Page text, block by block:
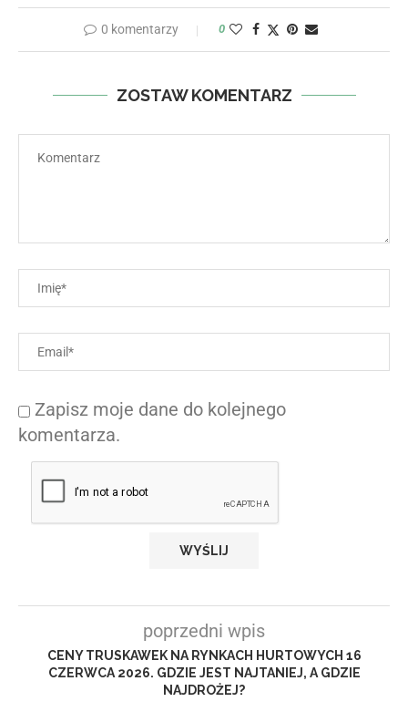
0 komentarzy 0
ZOSTAW KOMENTARZ
Zapisz moje dane do kolejnego
komentarza.
poprzedni wpis
CENY TRUSKAWEK NA RYNKACH HURTOWYCH 16
CZERWCA 2026. GDZIE JEST NAJTANIEJ, A GDZIE
NAJDROŻEJ?